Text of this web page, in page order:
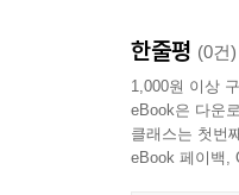
한줄평 (0건)
1,000원 이상
eBook은 다운
클래스는 첫번
eBook 페이백,